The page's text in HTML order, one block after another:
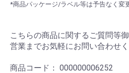
*商品パッケージ/ラベル等は予告なく変
こちらの商品に関するご質問等
営業までお気軽にお問い合わせく
商品コード： 000000006252